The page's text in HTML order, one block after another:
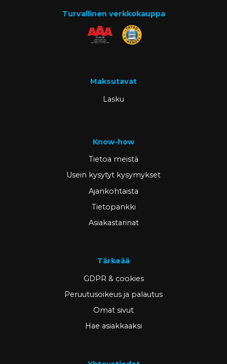
Turvallinen verkkokauppa
Maksutavat
Lasku
Know-how
Tietoa meistä
Usein kysytyt kysymykset
Ajankohtaista
Tietopankki
Asiakastarinat
Tärkeää
GDPR & cookies
Peruutusoikeus ja palautus
Omat sivut
Hae asiakkaaksi